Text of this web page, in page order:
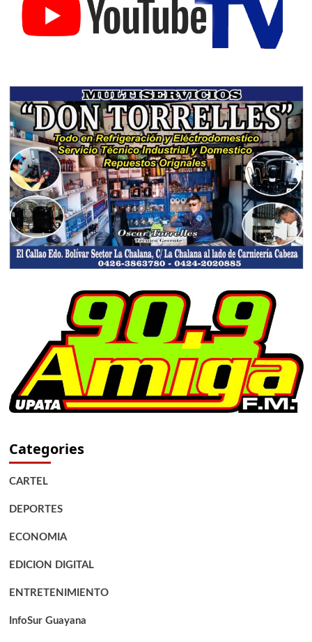
Categories
CARTEL
DEPORTES
ECONOMIA
EDICION DIGITAL
ENTRETENIMIENTO
InfoSur Guayana